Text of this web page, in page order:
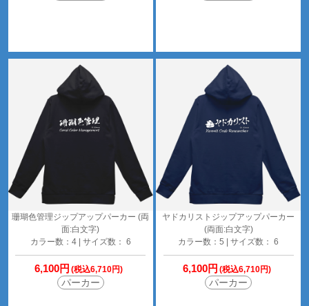
珊瑚色管理ジップアップパーカー (両
面:白文字)
カラー数：4 | サイズ数： 6
6,100円 (税込6,710円)
パーカー
ヤドカリストジップアップパーカー
(両面:白文字)
カラー数：5 | サイズ数： 6
6,100円 (税込6,710円)
パーカー